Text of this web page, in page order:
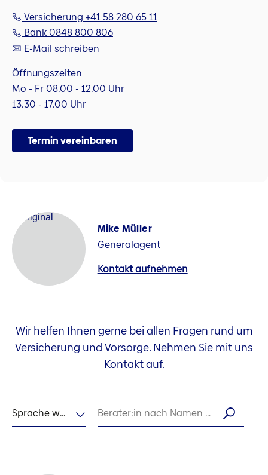
Versicherung +41 58 280 65 11
Bank 0848 800 806
E-Mail schreiben
Öffnungszeiten
Mo - Fr 08.00 - 12.00 Uhr
13.30 - 17.00 Uhr
Termin vereinbaren
Mike Müller
Generalagent
Kontakt aufnehmen
Wir helfen Ihnen gerne bei allen Fragen rund um
Versicherung und Vorsorge. Nehmen Sie mit uns
Kontakt auf.
Sprache wählen Berater:in nach Namen suchen